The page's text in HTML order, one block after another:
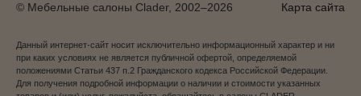
© Мебельные салоны Clader, 2002–2026 Карта сайта
Данный интернет-сайт носит исключительно информационный характер и ни
при каких условиях не является публичной офертой, определяемой
положениями Статьи 437 п.2 Гражданского кодекса Российской Федерации.
Для получения подробной информации о наличии и стоимости указанных